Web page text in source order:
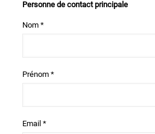
Personne de contact principale
Nom *
Prénom *
Email *